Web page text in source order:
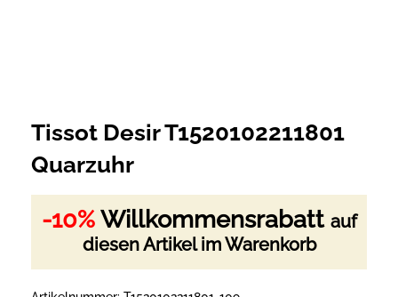
Tissot Desir T1520102211801
Quarzuhr
-10%Willkommensrabatt auf
diesen Artikel im Warenkorb